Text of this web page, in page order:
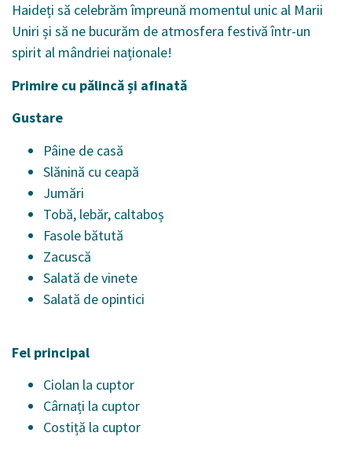
Haideți să celebrăm împreună momentul unic al Marii
Uniri și să ne bucurăm de atmosfera festivă într-un
spirit al mândriei naționale!
Primire cu pălincă și afinată
Gustare
Pâine de casă
Slănină cu ceapă
Jumări
Tobă, lebăr, caltaboș
Fasole bătută
Zacuscă
Salată de vinete
Salată de opintici
Fel principal
Ciolan la cuptor
Cârnați la cuptor
Costiță la cuptor